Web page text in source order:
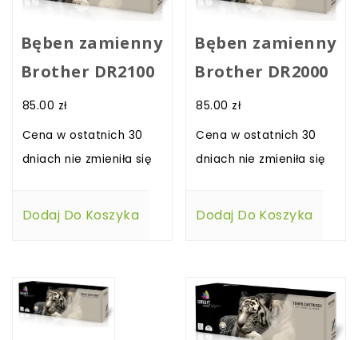
Bęben zamienny
Brother DR2100
85.00 zł
Cena w ostatnich 30
dniach nie zmieniła się
Dodaj Do Koszyka
Bęben zamienny
Brother DR2000
85.00 zł
Cena w ostatnich 30
dniach nie zmieniła się
Dodaj Do Koszyka